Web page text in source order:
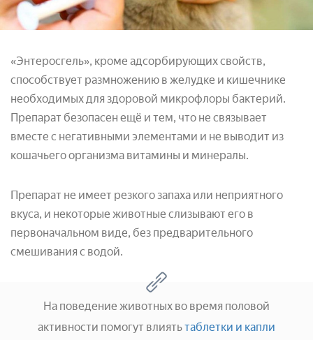
«Энтеросгель», кроме адсорбирующих свойств,
способствует размножению в желудке и кишечнике
необходимых для здоровой микрофлоры бактерий.
Препарат безопасен ещё и тем, что не связывает
вместе с негативными элементами и не выводит из
кошачьего организма витамины и минералы.
Препарат не имеет резкого запаха или неприятного
вкуса, и некоторые животные слизывают его в
первоначальном виде, без предварительного
смешивания с водой.
На поведение животных во время половой
активности помогут влиятьтаблетки и капли